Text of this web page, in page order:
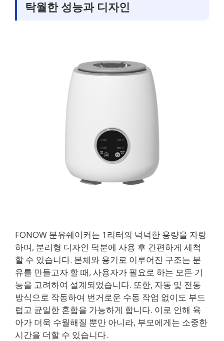
탁월한 성능과 디자인
FONOW 분유쉐이커는 1리터의 넉넉한 용량을 자랑
하며, 분리형 디자인 덕분에 사용 후 간편하게 세척
할 수 있습니다. 본체와 용기로 이루어진 구조는 분
유를 만들고자 할 때, 사용자가 필요로 하는 모든 기
능을 고려하여 설계되었습니다. 또한, 자동 및 전동
방식으로 작동하여 번거로운 수동 작업 없이도 부드
럽고 균일한 혼합을 가능하게 합니다. 이로 인해 육
아가 더욱 수월해질 뿐만 아니라, 부모에게는 소중한
시간을 더할 수 있습니다.